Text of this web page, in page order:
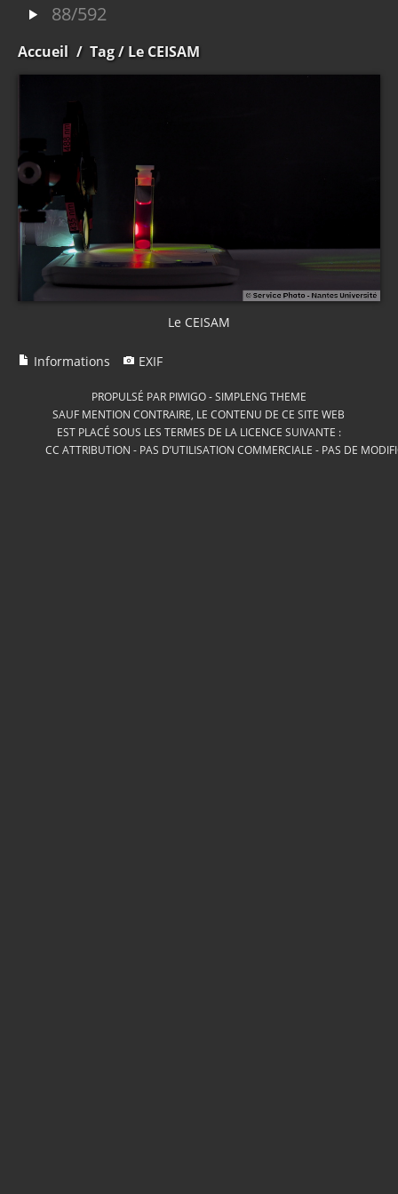
88/592
Accueil / Tag/ Le CEISAM
Le CEISAM
Informations EXIF
PROPULSÉ PAR PIWIGO-SIMPLENG THEME
SAUF MENTION CONTRAIRE, LE CONTENU DE CE SITE WEB
EST PLACÉ SOUS LES TERMES DE LA LICENCE SUIVANTE :
CC ATTRIBUTION - PAS D’UTILISATION COMMERCIALE - PAS DE